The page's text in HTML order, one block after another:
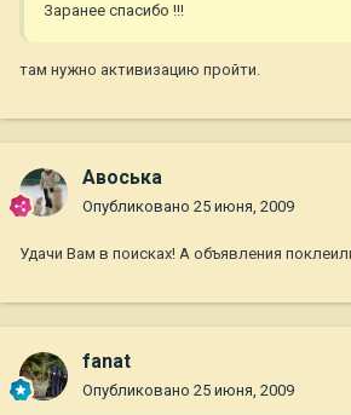
Заранее спасибо !!!
там нужно активизацию пройти.
Авоська
Опубликовано 25 июня, 2009
Удачи Вам в поисках! А объявления
fanat
Опубликовано 25 июня, 2009